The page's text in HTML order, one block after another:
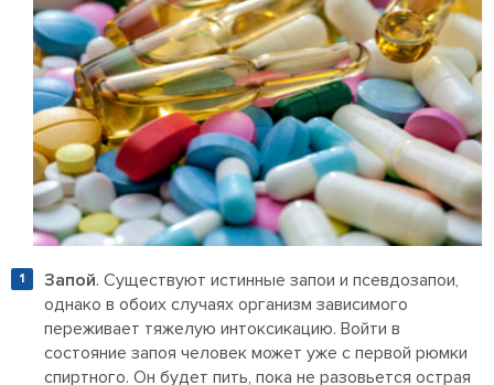
Запой. Существуют истинные запои и псевдозапои,
однако в обоих случаях организм зависимого
переживает тяжелую интоксикацию. Войти в
состояние запоя человек может уже с первой рюмки
спиртного. Он будет пить, пока не разовьется острая